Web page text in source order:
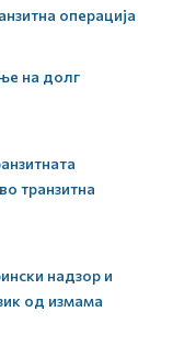
операција
на долг
транзитна
надзор и
од измама